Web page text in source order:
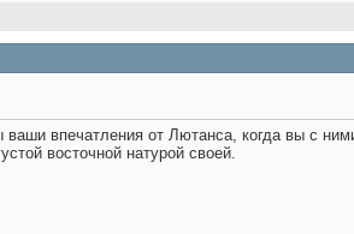
ваши впечатления от Лютанса, когда вы с
восточной натурой своей.